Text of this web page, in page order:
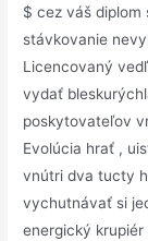
$ cez váš diplom
stávkovanie
Licencovaný
vydať
poskytovateľov
Evolúcia hrať ,
vnútri dva tucty
vychutnávať si
energický